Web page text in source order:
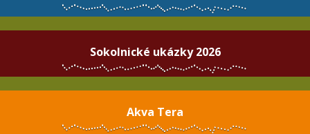
Sokolnické ukázky 2026
Akva Tera